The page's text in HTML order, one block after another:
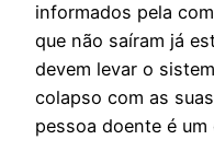
informados pela
que não saíram já
devem levar o
colapso com as
pessoa doente é